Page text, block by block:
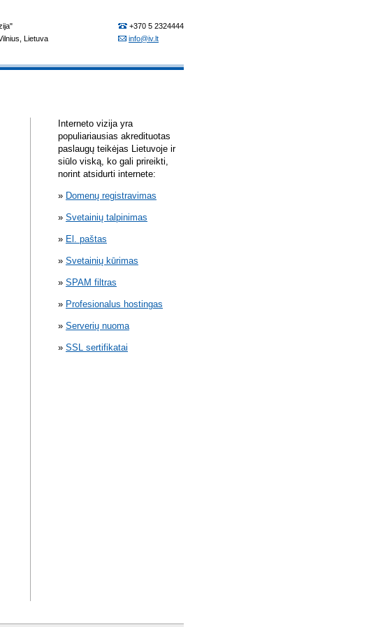
Interneto vizija yra
populiariausias akredituotas
paslaugų teikėjas Lietuvoje ir
siūlo viską, ko gali prireikti,
norint atsidurti internete:
Domenų registravimas
Svetainių talpinimas
El. paštas
Svetainių kūrimas
SPAM filtras
Profesionalus hostingas
Serverių nuoma
SSL sertifikatai